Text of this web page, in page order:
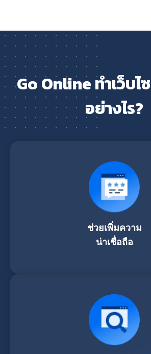
Go Online ทำเว็บ
อย่างไร?
ช่วยเพิ่มความ
น่าเชื่อถือ